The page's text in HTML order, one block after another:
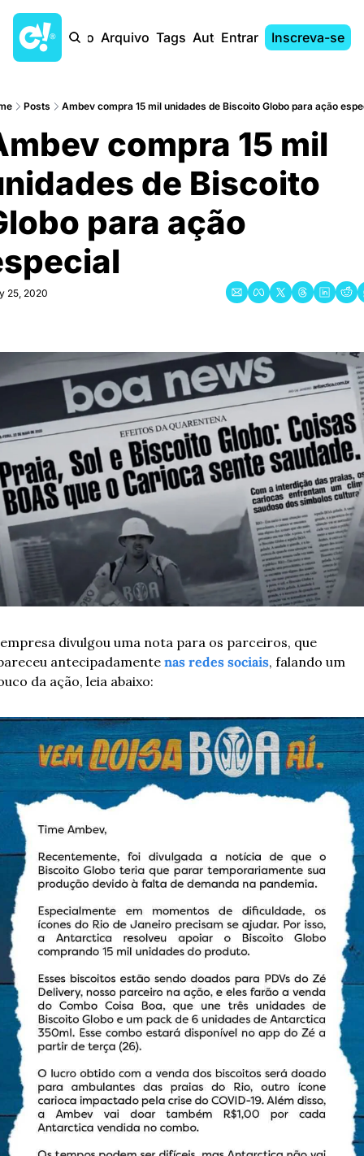
Início Arquivo Tags AutoresEntrar Inscreva-se
Posts Ambev compra 15 mil unidades de Biscoito Globo para ação
compra 15 mil
de Biscoito
para ação
25, 2020
divulgou uma nota para os parceiros, que
antecipadamente nas redes sociais, falando um
da ação, leia abaixo: